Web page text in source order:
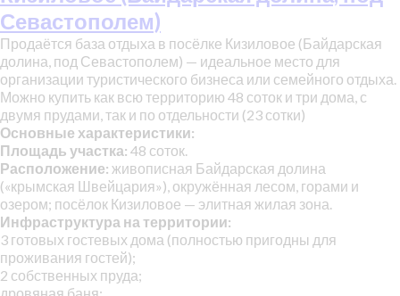
Севастополем)
Продаётся база отдыха в посёлке Кизиловое (Байдарская
долина, под Севастополем) — идеальное место для
организации туристического бизнеса или семейного отдыха.
Можно купить как всю территорию 48 соток и три дома, с
двумя прудами, так и по отдельности (23 сотки)
Основные характеристики:
Площадь участка: 48 соток.
Расположение: живописная Байдарская долина
(«крымская Швейцария»), окружённая лесом, горами и
озером; посёлок Кизиловое — элитная жилая зона.
Инфраструктура на территории:
3 готовых гостевых дома (полностью пригодны для
проживания гостей);
2 собственных пруда;